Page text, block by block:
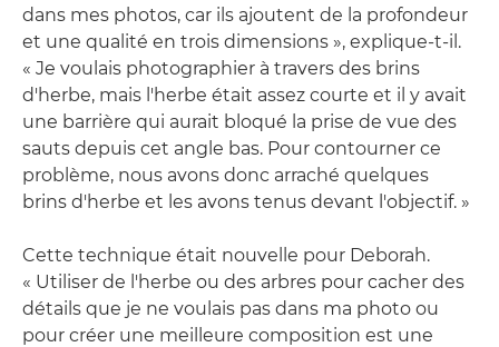
dans mes photos, car ils ajoutent de la profondeur
et une qualité en trois dimensions », explique-t-il.
« Je voulais photographier à travers des brins
d'herbe, mais l'herbe était assez courte et il y avait
une barrière qui aurait bloqué la prise de vue des
sauts depuis cet angle bas. Pour contourner ce
problème, nous avons donc arraché quelques
brins d'herbe et les avons tenus devant l'objectif. »
Cette technique était nouvelle pour Deborah.
« Utiliser de l'herbe ou des arbres pour cacher des
détails que je ne voulais pas dans ma photo ou
pour créer une meilleure composition est une